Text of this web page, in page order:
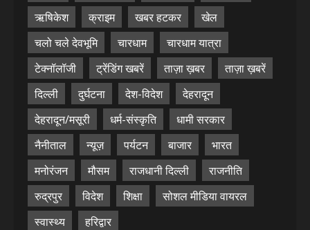
ऋषिकेश
क्राइम खबर हटकर
खेल
चलो चले देवभूमि
चारधाम
चारधाम यात्रा
टेक्नॉलॉजी
ट्रेंडिंग खबरें ताज़ा ख़बर
ताज़ा ख़बरें
दिल्ली
दुर्घटना देश-विदेश
देहरादून
देहरादून/मसूरी
धर्म-संस्कृति
धामी सरकार
नैनीताल
न्यूज़ पर्यटन बाजार
भारत
मनोरंजन
मौसम राजधानी दिल्ली
राजनीति
रुद्रपुर
विदेश शिक्षा
सोशल मीडिया वायरल
स्वास्थ्य
हरिद्वार